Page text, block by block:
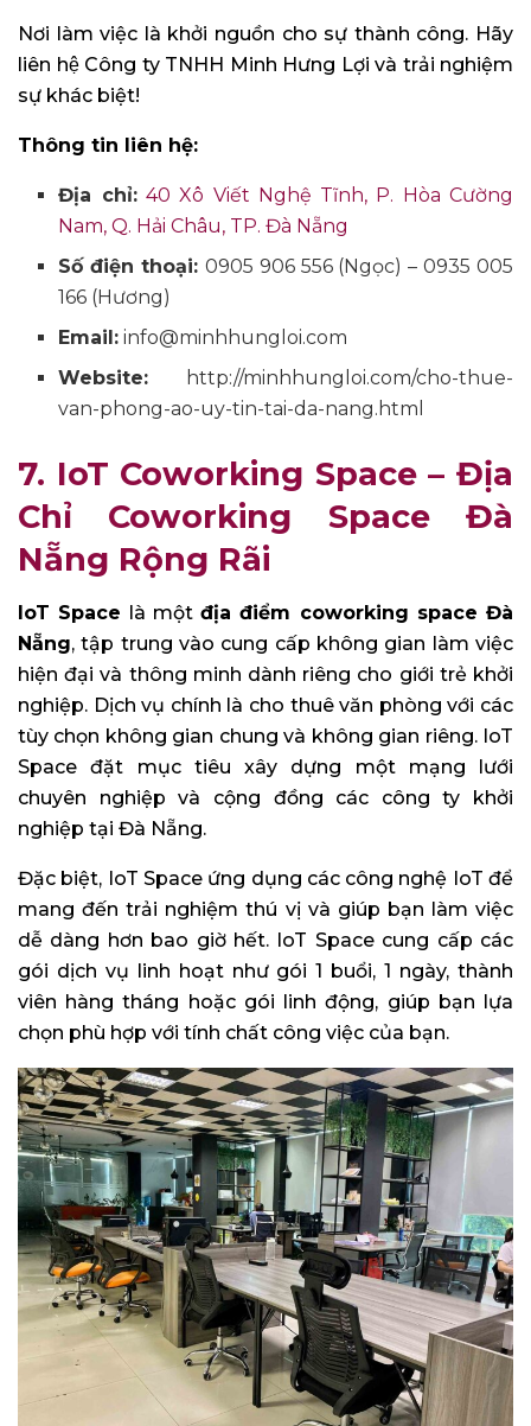
Nơi làm việc là khởi nguồn cho sự thành công. Hãy
liên hệ Công ty TNHH Minh Hưng Lợi và trải nghiệm
sự khác biệt!
Thông tin liên hệ:
Địa chỉ: 40 Xô Viết Nghệ Tĩnh, P. Hòa Cường
Nam, Q. Hải Châu, TP. Đà Nẵng
Số điện thoại: 0905 906 556(Ngọc) –0935 005
166 (Hương)
Email: info@minhhungloi.com
Website:
http://minhhungloi.com/cho-thue-
van-phong-ao-uy-tin-tai-da-nang.html
7. IoT Coworking Space – Địa
Chỉ Coworking Space Đà
Nẵng Rộng Rãi
IoT Space là một địa điểm coworking space Đà
Nẵng, tập trung vào cung cấp không gian làm việc
hiện đại và thông minh dành riêng cho giới trẻ khởi
nghiệp. Dịch vụ chính là cho thuê văn phòng với các
tùy chọn không gian chung và không gian riêng. IoT
Space đặt mục tiêu xây dựng một mạng lưới
chuyên nghiệp và cộng đồng các công ty khởi
nghiệp tại Đà Nẵng.
Đặc biệt, IoT Space ứng dụng các công nghệ IoT để
mang đến trải nghiệm thú vị và giúp bạn làm việc
dễ dàng hơn bao giờ hết. IoT Space cung cấp các
gói dịch vụ linh hoạt như gói 1 buổi, 1 ngày, thành
viên hàng tháng hoặc gói linh động, giúp bạn lựa
chọn phù hợp với tính chất công việc của bạn.